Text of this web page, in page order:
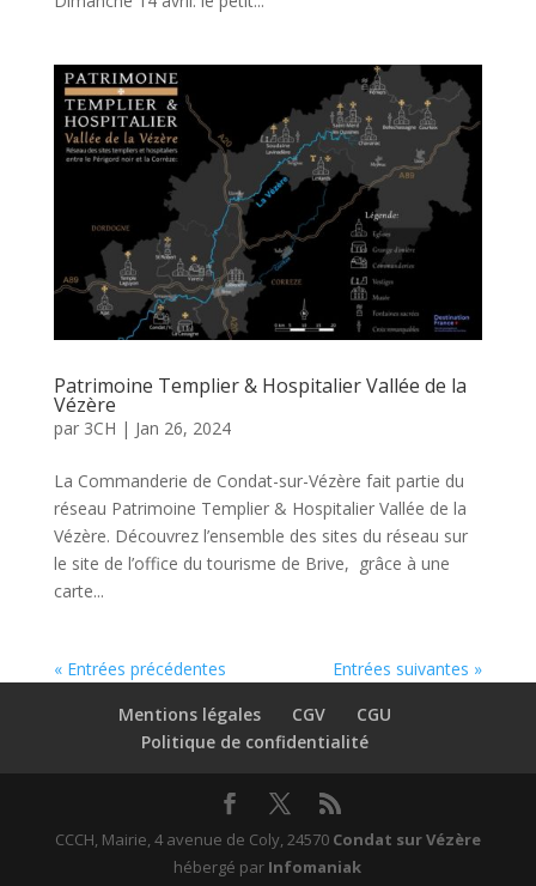
Patrimoine Templier & Hospitalier Vallée de la
Vézère
par 3CH | Jan 26, 2024
La Commanderie de Condat-sur-Vézère fait partie du
réseau Patrimoine Templier & Hospitalier Vallée de la
Vézère. Découvrez l’ensemble des sites du réseau sur
le site de l’office du tourisme de Brive, grâce à une
carte...
« Entrées précédentes
Entrées suivantes »
Mentions légales
CGV
CGU
Politique de confidentialité
CCCH, Mairie, 4 avenue de Coly, 24570 Condat sur Vézère
hébergé par Infomaniak